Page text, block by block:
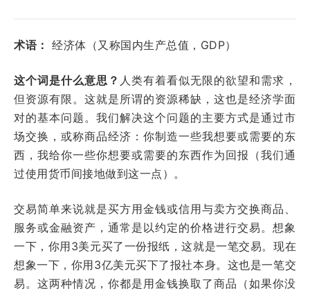
术语： 经济体（又称国内生产总值，GDP）
这个词是什么意思？ 人类有着看似无限的欲望和需求，
但资源有限。这就是所谓的资源稀缺，这也是经济学面
对的基本问题。我们解决这个问题的主要方式是通过市
场交换，或称商品经济：你制造一些我想要或需要的东
西，我给你一些你想要或需要的东西作为回报（我们通
过使用货币间接地做到这一点）。
交易简单来说就是买方用金钱或信用与卖方交换商品、
服务或金融资产，通常是以约定的价格进行交易。想象
一下，你用3美元买了一份报纸，这就是一笔交易。现在
想象一下，你用3亿美元买下了报社本身。这也是一笔交
易。这两种情况，你都是用金钱换取了商品（如果你没